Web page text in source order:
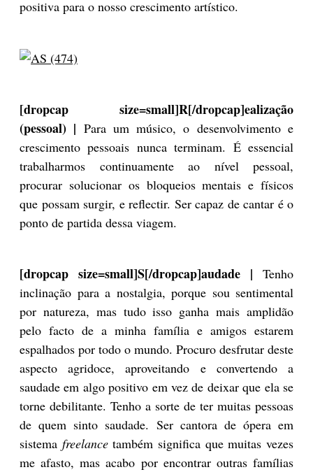
positiva para o nosso crescimento artístico.
[dropcap size=small]R[/dropcap]ealização
(pessoal) | Para um músico, o desenvolvimento e
crescimento pessoais nunca terminam. É essencial
trabalharmos continuamente ao nível pessoal,
procurar solucionar os bloqueios mentais e físicos
que possam surgir, e reflectir. Ser capaz de cantar é o
ponto de partida dessa viagem.
[dropcap size=small]S[/dropcap]audade | Tenho
inclinação para a nostalgia, porque sou sentimental
por natureza, mas tudo isso ganha mais amplidão
pelo facto de a minha família e amigos estarem
espalhados por todo o mundo. Procuro desfrutar deste
aspecto agridoce, aproveitando e convertendo a
saudade em algo positivo em vez de deixar que ela se
torne debilitante. Tenho a sorte de ter muitas pessoas
de quem sinto saudade. Ser cantora de ópera em
sistema freelancetambém significa que muitas vezes
me afasto, mas acabo por encontrar outras famílias